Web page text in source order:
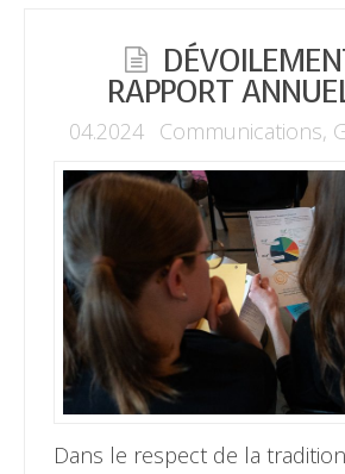
RAPPORT
04.2024 Communications,
Dans le respect de la